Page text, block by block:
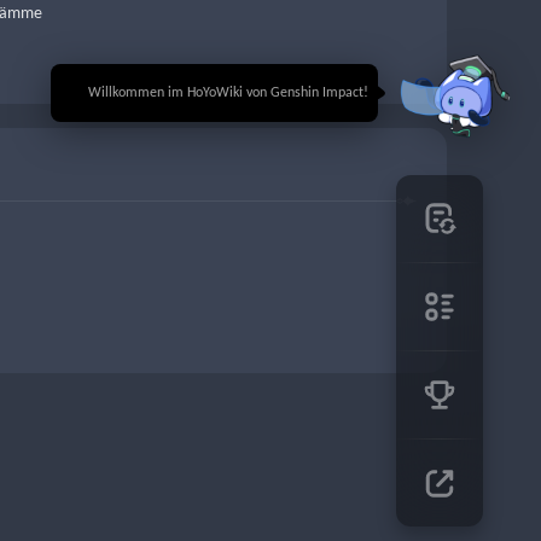
🎉 Willkommen im HoYoWiki von Genshin Impact!